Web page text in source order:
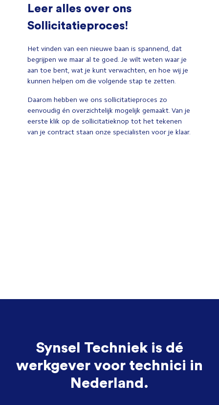
Leer alles over ons
Sollicitatieproces!
Het vinden van een nieuwe baan is spannend, dat
begrijpen we maar al te goed. Je wilt weten waar je
aan toe bent, wat je kunt verwachten, en hoe wij je
kunnen helpen om die volgende stap te zetten.
Daarom hebben we ons sollicitatieproces zo
eenvoudig én overzichtelijk mogelijk gemaakt. Van je
eerste klik op de sollicitatieknop tot het tekenen
van je contract staan onze specialisten voor je klaar.
Synsel Techniek is dé
werkgever voor technici in
Nederland.